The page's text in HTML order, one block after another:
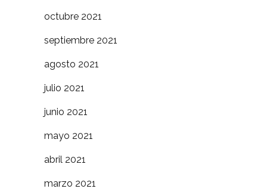
octubre 2021
septiembre 2021
agosto 2021
julio 2021
junio 2021
mayo 2021
abril 2021
marzo 2021